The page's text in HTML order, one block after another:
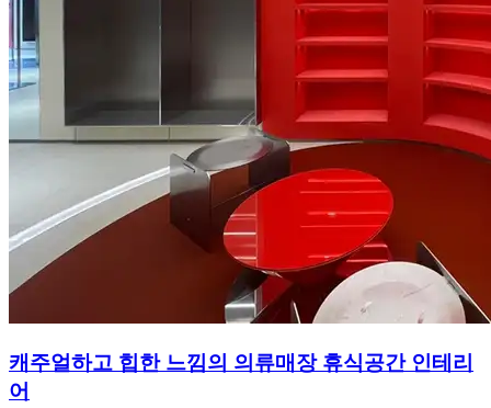
캐주얼하고 힙한 느낌의 의류매장 휴식공간 인테리
어